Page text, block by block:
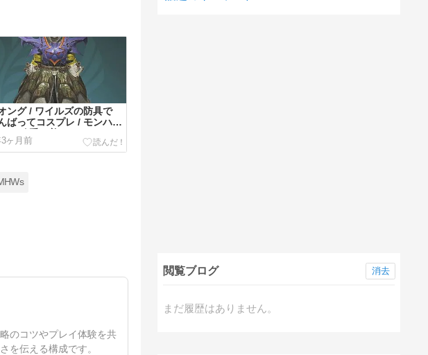
ング / ワイルズの防具で
ばってコスプレ / モンハン
ルズ 重ね着
ヶ月前
のコツやプレイ体験を共
を伝える構成です。
閲覧ブログ
まだ履歴はありません。
消去